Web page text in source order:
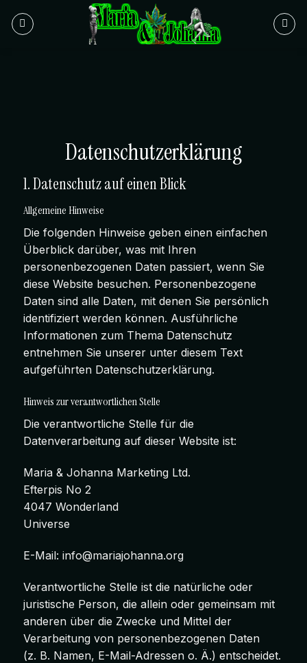
Inhalt
Datenschutzerklärung
1. Datenschutz auf einen Blick
Allgemeine Hinweise
Die folgenden Hinweise geben einen einfachen
Überblick darüber, was mit Ihren
personenbezogenen Daten passiert, wenn Sie
diese Website besuchen. Personenbezogene
Daten sind alle Daten, mit denen Sie persönlich
identifiziert werden können. Ausführliche
Informationen zum Thema Datenschutz
entnehmen Sie unserer unter diesem Text
aufgeführten Datenschutzerklärung.
Hinweis zur verantwortlichen Stelle
Die verantwortliche Stelle für die
Datenverarbeitung auf dieser Website ist:
Maria & Johanna Marketing Ltd.
Efterpis No 2
4047 Wonderland
Universe
E-Mail: info@mariajohanna.org
Verantwortliche Stelle ist die natürliche oder
juristische Person, die allein oder gemeinsam mit
anderen über die Zwecke und Mittel der
Verarbeitung von personenbezogenen Daten
(z. B. Namen, E-Mail-Adressen o. Ä.) entscheidet.